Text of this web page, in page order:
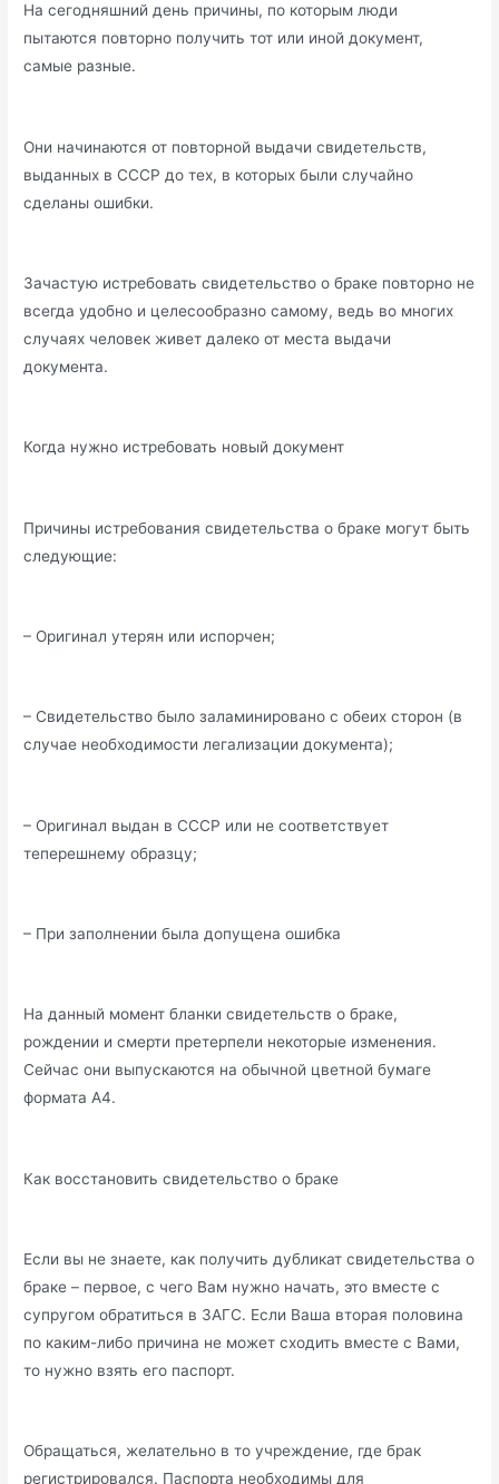
На сегодняшний день причины, по которым люди
пытаются повторно получить тот или иной документ,
самые разные.
Они начинаются от повторной выдачи свидетельств,
выданных в СССР до тех, в которых были случайно
сделаны ошибки.
Зачастую истребовать свидетельство о браке повторно не
всегда удобно и целесообразно самому, ведь во многих
случаях человек живет далеко от места выдачи
документа.
Когда нужно истребовать новый документ
Причины истребования свидетельства о браке могут быть
следующие:
– Оригинал утерян или испорчен;
– Свидетельство было заламинировано с обеих сторон (в
случае необходимости легализации документа);
– Оригинал выдан в СССР или не соответствует
теперешнему образцу;
– При заполнении была допущена ошибка
На данный момент бланки свидетельств о браке,
рождении и смерти претерпели некоторые изменения.
Сейчас они выпускаются на обычной цветной бумаге
формата А4.
Как восстановить свидетельство о браке
Если вы не знаете, как получить дубликат свидетельства о
браке – первое, с чего Вам нужно начать, это вместе с
супругом обратиться в ЗАГС. Если Ваша вторая половина
по каким-либо причина не может сходить вместе с Вами,
то нужно взять его паспорт.
Обращаться, желательно в то учреждение, где брак
регистрировался. Паспорта необходимы для